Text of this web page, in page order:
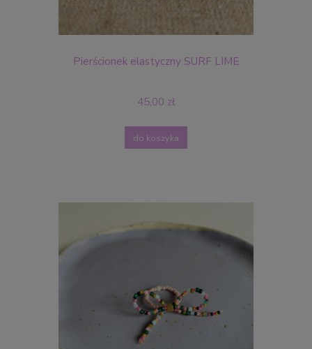
Pierścionek elastyczny SURF LIME
45,00 zł
do koszyka